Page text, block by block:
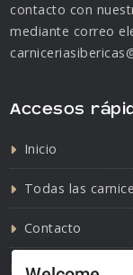
contacto con
mediante correo
Accesos
Inicio
Todas las
Contacto
Política de cookies